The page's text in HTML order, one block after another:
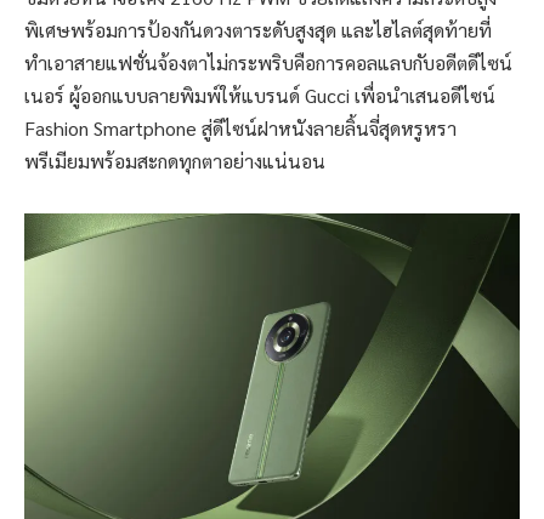
พิเศษพร้อมการป้องกันดวงตาระดับสูงสุด และไฮไลต์สุดท้ายที่
ทำเอาสายแฟชั่นจ้องตาไม่กระพริบคือการคอลแลบกับอดีตดีไซน์
เนอร์ ผู้ออกแบบลายพิมพ์ให้แบรนด์ Gucci เพื่อนำเสนอดีไซน์
Fashion Smartphone สู่ดีไซน์ฝาหนังลายลิ้นจี่สุดหรูหรา
พรีเมียมพร้อมสะกดทุกตาอย่างแน่นอน